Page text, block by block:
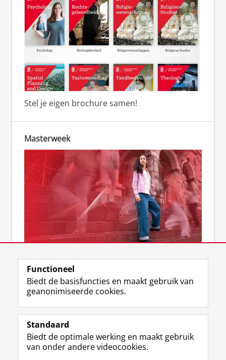
Stel je eigen brochure samen!
Masterweek
Kom naar de Masterweek
Volg de RUG
F
a
e
b
L
i
k
e
R
S
-
f
I
n
t
Y
o
T
Studiekiezers
Functioneel
Biedt de basisfuncties en maakt gebruik van
geanonimiseerde cookies.
Standaard
Biedt de optimale werking en maakt gebruik
van onder andere videocookies.